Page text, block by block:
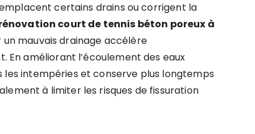
certains drains ou corrigent la
court de tennis béton poreux à
mauvais drainage accélère
améliorant l’écoulement des eaux
intempéries et conserve plus longtemps
à limiter les risques de fissuration